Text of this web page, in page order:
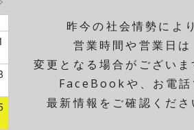
昨今の社会情勢により
営業時間や営業日は
変更となる場合がございま
FaceBookや、お電話
最新情報をご確認くださ